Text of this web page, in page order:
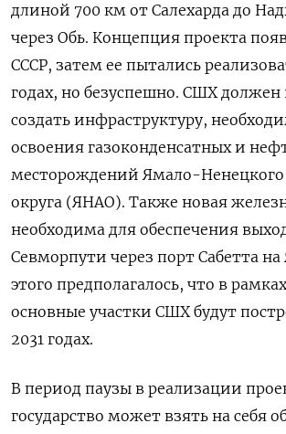
длиной 700 км от Салехарда до
через Обь. Концепция проекта
СССР, затем ее пытались
годах, но безуспешно. СШХ должен
создать инфраструктуру,
освоения газоконденсатных и
месторождений Ямало-Ненецкого
округа (ЯНАО). Также новая
необходима для обеспечения
Севморпути через порт Сабетта
этого предполагалось, что в
основные участки СШХ будут
2031 годах.
В период паузы в реализации
государство может взять на себя